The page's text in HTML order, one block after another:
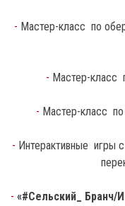
- Мастер-класс по
- Мастер-класс
- Мастер-класс
- Интерактивные игры
-«#Сельский_ Бранч/